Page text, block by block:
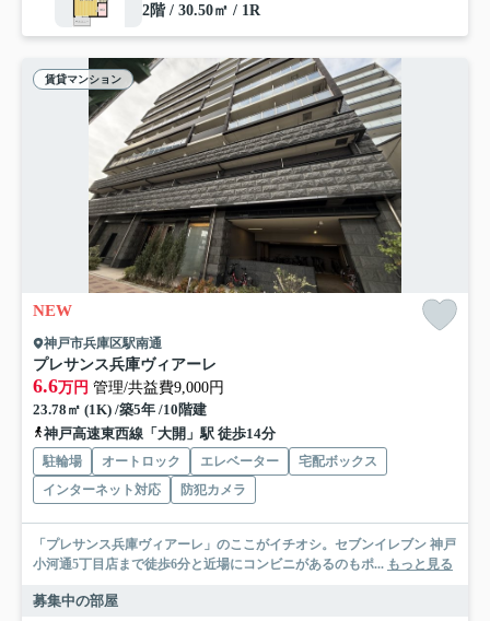
2階 / 30.50㎡ / 1R
賃貸マンション
NEW
神戸市兵庫区駅南通
プレサンス兵庫ヴィアーレ
6.6万円 管理/共益費9,000円
23.78㎡ (1K) /築5年 /10階建
神戸高速東西線「大開」駅 徒歩14分
駐輪場 オートロック エレベーター
宅配ボックス
インターネット対応
防犯カメラ
「プレサンス兵庫ヴィアーレ」のここがイチオシ。セブンイレブン 神戸
小河通5丁目店まで徒歩6分と近場にコンビニがあるのもポ... もっと見る
募集中の部屋